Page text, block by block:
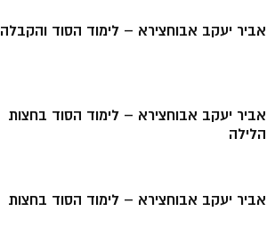
אביר יעקב אבוחצירא – לימוד הסוד והקבלה
אביר יעקב אבוחצירא – לימוד הסוד בחצות
הלילה
אביר יעקב אבוחצירא – לימוד הסוד בחצות